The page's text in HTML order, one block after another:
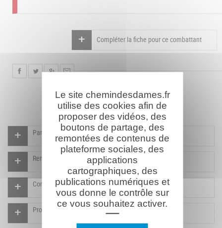
Compléter la fiche pour ce combattant
Participer à l'indexation du Mémorial virtuel
Rendre un hommage pour ce combattant
Compléter la fiche pour ce combattant
Proposer un document pour ce combattant
Le site chemindesdames.fr
utilise des cookies afin de
proposer des vidéos, des
boutons de partage, des
remontées de contenus de
plateforme sociales, des
applications
cartographiques, des
publications numériques et
vous donne le contrôle sur
ce vous souhaitez activer.